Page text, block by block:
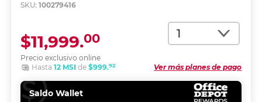
SKU: 100279416
Cantidad
Precio exclusivo online
$11,999.00
Ver más planes de pago
Hasta 12 MSI de $999.92
Saldo Wallet